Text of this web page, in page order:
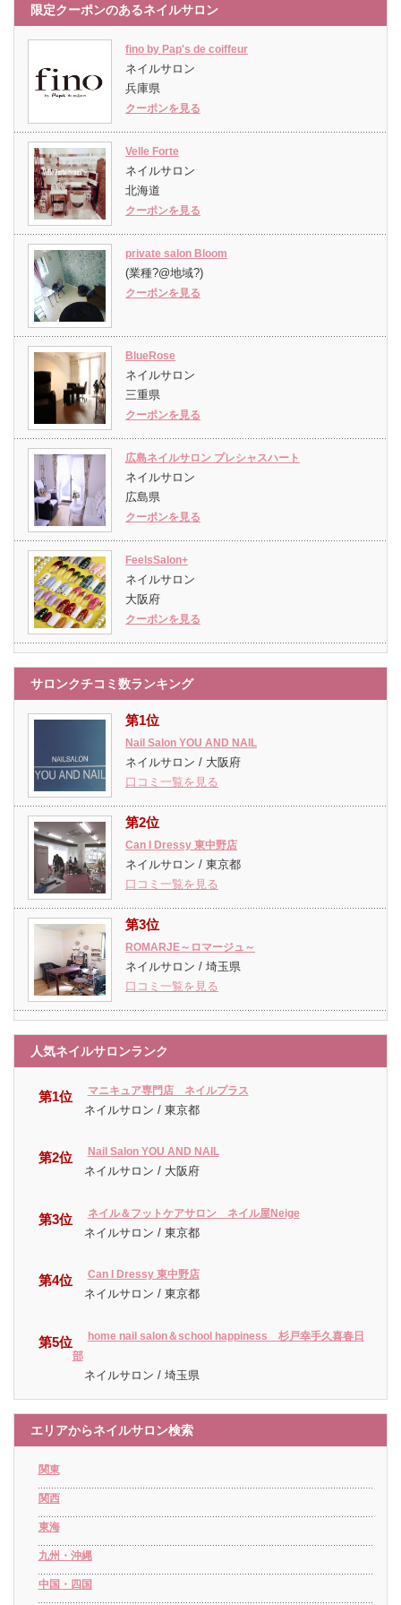
限定クーポンのあるネイルサロン
fino by Pap's de coiffeur
ネイルサロン
兵庫県
クーポンを見る
Velle Forte
ネイルサロン
北海道
クーポンを見る
private salon Bloom
(業種?@地域?)
クーポンを見る
BlueRose
ネイルサロン
三重県
クーポンを見る
広島ネイルサロン プレシャスハート
ネイルサロン
広島県
クーポンを見る
FeelsSalon+
ネイルサロン
大阪府
クーポンを見る
サロンクチコミ数ランキング
第1位
Nail Salon YOU AND NAIL
ネイルサロン / 大阪府
口コミ一覧を見る
第2位
Can I Dressy 東中野店
ネイルサロン / 東京都
口コミ一覧を見る
第3位
ROMARJE～ロマージュ～
ネイルサロン / 埼玉県
口コミ一覧を見る
人気ネイルサロンランク
第1位 マニキュア専門店 ネイルプラス
ネイルサロン / 東京都
第2位 Nail Salon YOU AND NAIL
ネイルサロン / 大阪府
第3位 ネイル＆フットケアサロン ネイル屋Neige
ネイルサロン / 東京都
第4位 Can I Dressy 東中野店
ネイルサロン / 東京都
第5位
home nail salon＆school happiness 杉戸幸手久喜春日
部
ネイルサロン / 埼玉県
エリアからネイルサロン検索
関東
関西
東海
九州・沖縄
中国・四国